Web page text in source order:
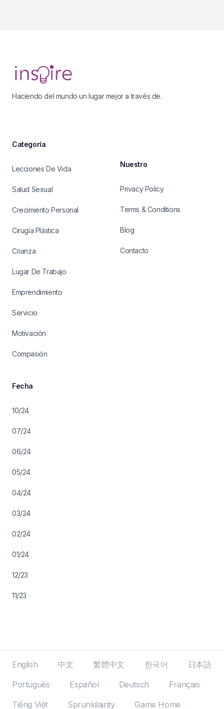
Haciendo del mundo un lugar mejor a través de.
Categoría
Lecciones De Vida
Salud Sexual
Crecimiento Personal
Cirugía Plástica
Crianza
Lugar De Trabajo
Emprendimiento
Servicio
Motivación
Compasión
Fecha
10/24
07/24
06/24
05/24
04/24
03/24
02/24
01/24
12/23
11/23
Nuestro
Privacy Policy
Terms & Conditions
Blog
Contacto
English 中文 繁體中文 한국어
日本語
Português
Español Deutsch
Français
Tiếng Việt
Sprunkilairity Game Home